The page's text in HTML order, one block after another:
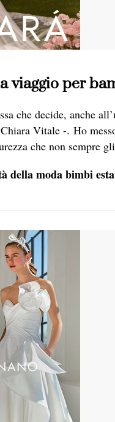
viaggio per
che decide, anche
Vitale -. Ho
che non sempre
della moda bimbi